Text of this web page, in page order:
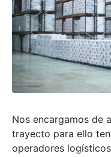
Nos encargamos de
trayecto para ello
operadores logísticos